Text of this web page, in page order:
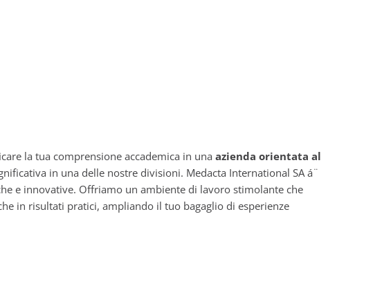
la tua comprensione accademica in una azienda orientata al
in una delle nostre divisioni. Medacta International SA á¨
e innovative. Offriamo un ambiente di lavoro stimolante che
in risultati pratici, ampliando il tuo bagaglio di esperienze